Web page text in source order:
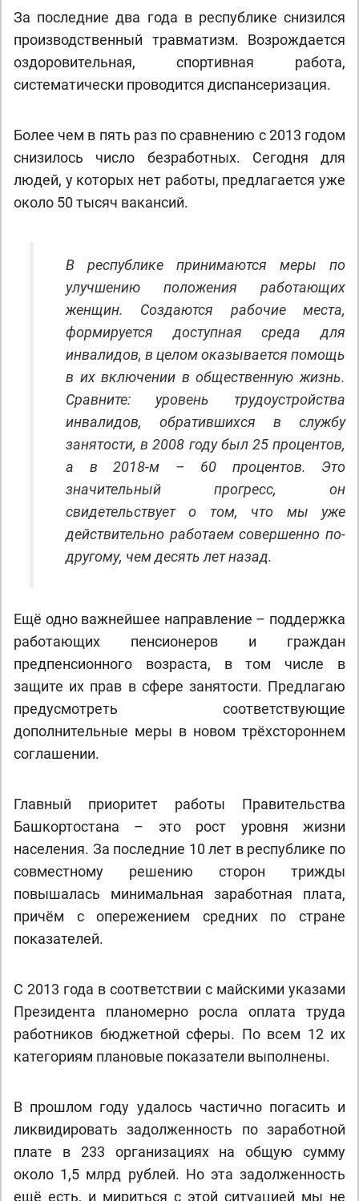
За последние два года в республике снизился
производственный травматизм. Возрождается
оздоровительная, спортивная работа,
систематически проводится диспансеризация.
Более чем в пять раз по сравнению с 2013 годом
снизилось число безработных. Сегодня для
людей, у которых нет работы, предлагается уже
около 50 тысяч вакансий.
В республике принимаются меры по
улучшению положения работающих
женщин. Создаются рабочие места,
формируется доступная среда для
инвалидов, в целом оказывается помощь
в их включении в общественную жизнь.
Сравните: уровень трудоустройства
инвалидов, обратившихся в службу
занятости, в 2008 году был 25 процентов,
а в 2018-м – 60 процентов. Это
значительный прогресс, он
свидетельствует о том, что мы уже
действительно работаем совершенно по-
другому, чем десять лет назад.
Ещё одно важнейшее направление – поддержка
работающих пенсионеров и граждан
предпенсионного возраста, в том числе в
защите их прав в сфере занятости. Предлагаю
предусмотреть соответствующие
дополнительные меры в новом трёхстороннем
соглашении.
Главный приоритет работы Правительства
Башкортостана – это рост уровня жизни
населения. За последние 10 лет в республике по
совместному решению сторон трижды
повышалась минимальная заработная плата,
причём с опережением средних по стране
показателей.
С 2013 года в соответствии с майскими указами
Президента планомерно росла оплата труда
работников бюджетной сферы. По всем 12 их
категориям плановые показатели выполнены.
В прошлом году удалось частично погасить и
ликвидировать задолженность по заработной
плате в 233 организациях на общую сумму
около 1,5 млрд рублей. Но эта задолженность
ещё есть, и мириться с этой ситуацией мы не